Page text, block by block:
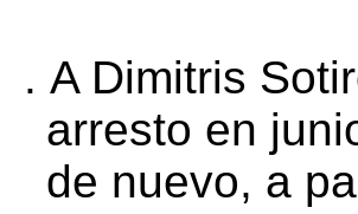
. A Dimitris
arresto en
de nuevo, a